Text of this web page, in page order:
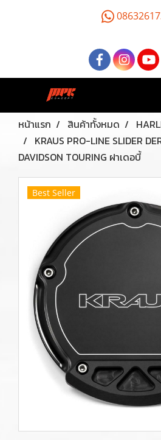
หน้าแรก สินค้าทั้งหมด
KRAUS PRO-LINE SLIDER
DAVIDSON TOURING ฝาเดอบี้
Best Seller